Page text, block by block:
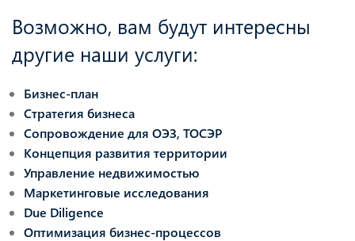
Возможно, вам будут интересны
другие наши услуги:
Бизнес-план
Стратегия бизнеса
Сопровождение для ОЭЗ, ТОСЭР
Концепция развития территории
Управление недвижимостью
Маркетинговые исследования
Due Diligence
Оптимизация бизнес-процессов